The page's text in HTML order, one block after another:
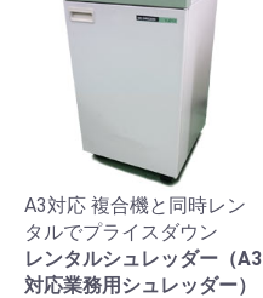
A3対応 複合機と同時レン
タルでプライスダウン
レンタルシュレッダー（A3
対応業務用シュレッダー）